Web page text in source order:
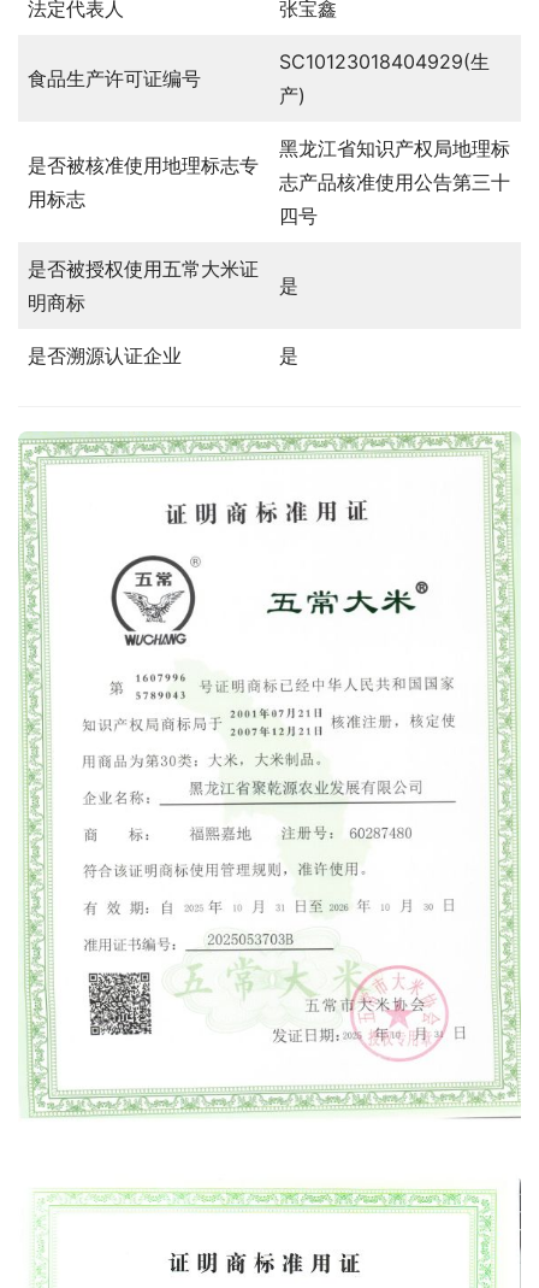
法定代表人 张宝鑫
食品生产许可证编号
SC10123018404929(生
产)
是否被核准使用地理标志专
用标志
黑龙江省知识产权局地理标
志产品核准使用公告第三十
四号
是否被授权使用五常大米证
明商标
是
是否溯源认证企业 是